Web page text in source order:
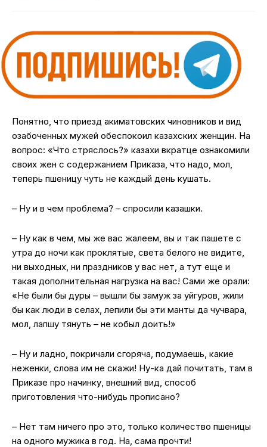
Понятно, что приезд акиматовских чиновников и вид
озабоченных мужей обеспокоил казахских женщин. На
вопрос: «Что стряслось?» казахи вкратце ознакомили
своих жен с содержанием Приказа, что надо, мол,
теперь пшеницу чуть не каждый день кушать.
– Ну и в чем проблема? – спросили казашки.
– Ну как в чем, мы же вас жалеем, вы и так пашете с
утра до ночи как проклятые, света белого не видите,
ни выходных, ни праздников у вас нет, а тут еще и
такая дополнительная нагрузка на вас! Сами же орали:
«Не были бы дуры – вышли бы замуж за уйгуров, жили
бы как люди в селах, лепили бы эти манты да чучвара,
мол, лапшу тянуть – не кобыл доить!»
– Ну и ладно, покричали сгоряча, подумаешь, какие
неженки, слова им не скажи! Ну-ка дай почитать, там в
Приказе про начинку, внешний вид, способ
приготовления что-нибудь прописано?
– Нет там ничего про это, только количество пшеницы
на одного мужика в год. На, сама прочти!